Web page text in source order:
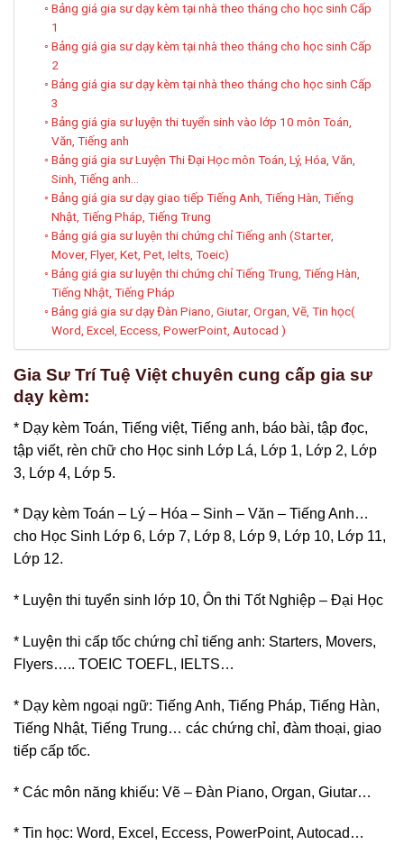
Bảng giá gia sư dạy kèm tại nhà theo tháng cho học sinh Cấp
1
Bảng giá gia sư dạy kèm tại nhà theo tháng cho học sinh Cấp
2
Bảng giá gia sư dạy kèm tại nhà theo tháng cho học sinh Cấp
3
Bảng giá gia sư luyện thi tuyển sinh vào lớp 10 môn Toán,
Văn, Tiếng anh
Bảng giá gia sư Luyện Thi Đại Học môn Toán, Lý, Hóa, Văn,
Sinh, Tiếng anh…
Bảng giá gia sư dạy giao tiếp Tiếng Anh, Tiếng Hàn, Tiếng
Nhật, Tiếng Pháp, Tiếng Trung
Bảng giá gia sư luyện thi chứng chỉ Tiếng anh (Starter,
Mover, Flyer, Ket, Pet, Ielts, Toeic)
Bảng giá gia sư luyện thi chứng chỉ Tiếng Trung, Tiếng Hàn,
Tiếng Nhật, Tiếng Pháp
Bảng giá gia sư dạy Đàn Piano, Giutar, Organ, Vẽ, Tin học(
Word, Excel, Eccess, PowerPoint, Autocad )
Gia Sư Trí Tuệ Việt chuyên cung cấp gia sư
dạy kèm:
* Dạy kèm Toán, Tiếng việt, Tiếng anh, báo bài, tập đọc,
tập viết, rèn chữ cho Học sinh Lớp Lá, Lớp 1, Lớp 2, Lớp
3, Lớp 4, Lớp 5.
* Dạy kèm Toán – Lý – Hóa – Sinh – Văn – Tiếng Anh…
cho Học Sinh Lớp 6, Lớp 7, Lớp 8, Lớp 9, Lớp 10, Lớp 11,
Lớp 12.
* Luyện thi tuyển sinh lớp 10, Ôn thi Tốt Nghiệp – Đại Học
* Luyện thi cấp tốc chứng chỉ tiếng anh: Starters, Movers,
Flyers….. TOEIC TOEFL, IELTS…
* Dạy kèm ngoại ngữ: Tiếng Anh, Tiếng Pháp, Tiếng Hàn,
Tiếng Nhật, Tiếng Trung… các chứng chỉ, đàm thoại, giao
tiếp cấp tốc.
* Các môn năng khiếu: Vẽ – Đàn Piano, Organ, Giutar…
* Tin học: Word, Excel, Eccess, PowerPoint, Autocad…